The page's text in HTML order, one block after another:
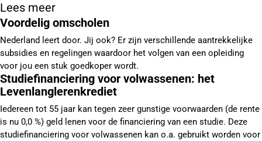
Lees meer
Voordelig omscholen
Nederland leert door. Jij ook? Er zijn verschillende aantrekkelijke
subsidies en regelingen waardoor het volgen van een opleiding
voor jou een stuk goedkoper wordt.
Studiefinanciering voor volwassenen: het
Levenlanglerenkrediet
Iedereen tot 55 jaar kan tegen zeer gunstige voorwaarden (de rente
is nu 0,0 %) geld lenen voor de financiering van een studie. Deze
studiefinanciering voor volwassenen kan o.a. gebruikt worden voor